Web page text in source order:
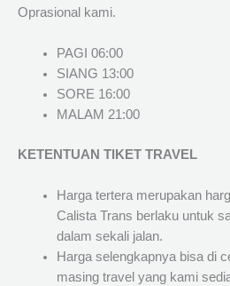
Oprasional kami.
PAGI 06:00
SIANG 13:00
SORE 16:00
MALAM 21:00
KETENTUAN TIKET TRAVEL
Harga tertera merupakan
Calista Trans berlaku untuk
dalam sekali jalan.
Harga selengkapnya bisa di
masing travel yang kami